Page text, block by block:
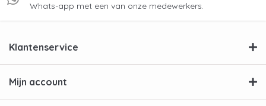
ontkalker zoals
1) Zorg dat de wasmachine leeg is.
Whats-app met een van onze medewerkers.
Klantenservice
Mijn account